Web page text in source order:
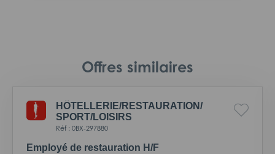
Offres similaires
HÔTELLERIE/RESTAURATION/
SPORT/LOISIRS
Réf : 0BX-297880
Employé de restauration H/F